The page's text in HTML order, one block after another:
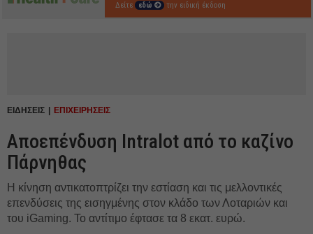
Δείτε εδώ την ειδική έκδοση
ΕΙΔΗΣΕΙΣ ΕΠΙΧΕΙΡΗΣΕΙΣ
Αποεπένδυση Intralot από το καζίνο
Πάρνηθας
Η κίνηση αντικατοπτρίζει την εστίαση και τις μελλοντικές
επενδύσεις της εισηγμένης στον κλάδο των Λοταριών και
του iGaming. Το αντίτιμο έφτασε τα 8 εκατ. ευρώ.